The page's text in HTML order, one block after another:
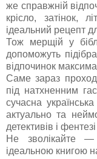
же справжній
крісло, затінок,
ідеальний рецепт
Тож мерщій у
допоможуть
відпочинок
Саме зараз
під натхненним
сучасна
актуально та
детективів і
Не зволікайте
ідеальною книгою